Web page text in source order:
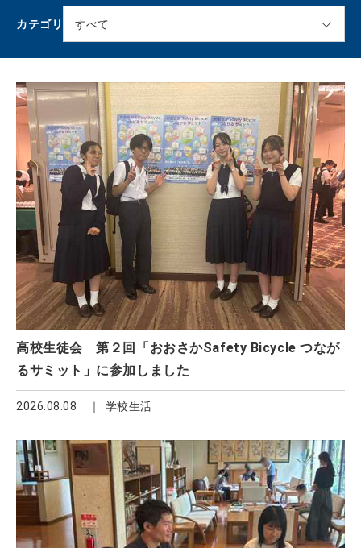
カテゴリ
高校生徒会 第２回「おおさかSafety Bicycle つなが
るサミット」に参加しました
2026.08.08 学校生活